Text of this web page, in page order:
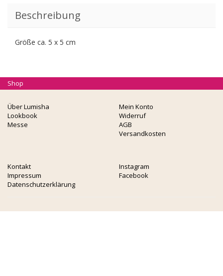
Menge
Beschreibung
Größe ca. 5 x 5 cm
Über Lumisha
Lookbook
Messe
Mein Konto
Widerruf
AGB
Versandkosten
Kontakt
Impressum
Datenschutzerklärung
Instagram
Facebook
Shop